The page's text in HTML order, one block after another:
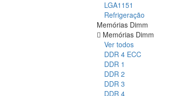
LGA1151
Refrigeração
Memórias Dimm
Memórias Dimm
Ver todos
DDR 4 ECC
DDR 1
DDR 2
DDR 3
DDR 4